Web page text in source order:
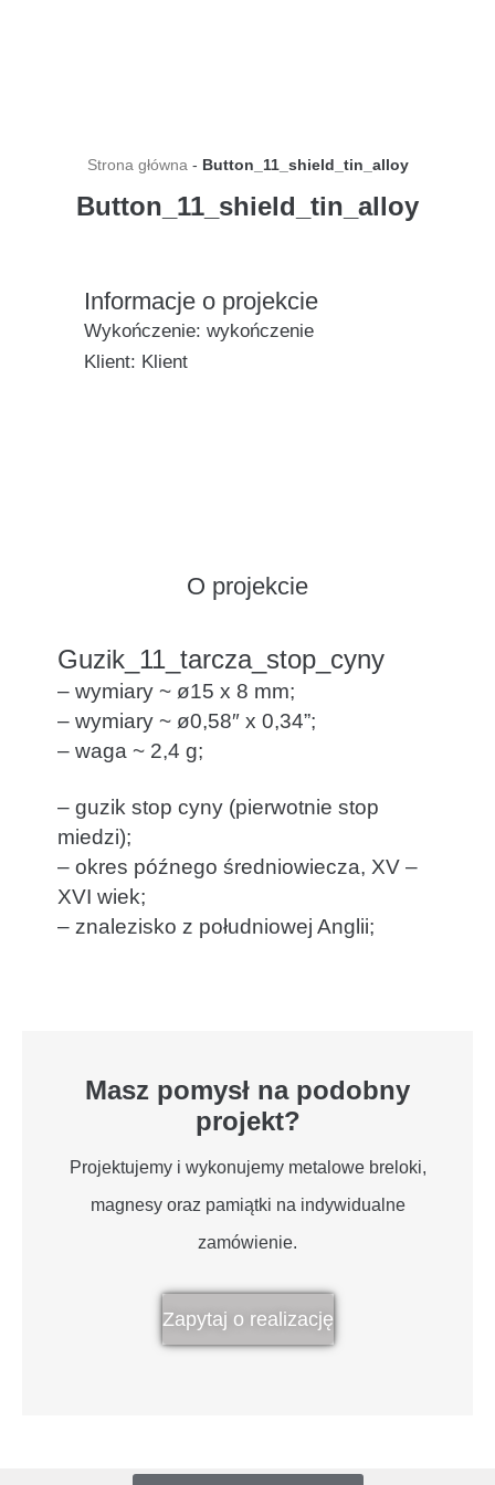
Strona główna - Button_11_shield_tin_alloy
Button_11_shield_tin_alloy
Informacje o projekcie
Wykończenie: wykończenie
Klient: Klient
O projekcie
Guzik_11_tarcza_stop_cyny
– wymiary ~ ø15 x 8 mm;
– wymiary ~ ø0,58″ x 0,34”;
– waga ~ 2,4 g;
– guzik stop cyny (pierwotnie stop
miedzi);
– okres późnego średniowiecza, XV –
XVI wiek;
– znalezisko z południowej Anglii;
Masz pomysł na podobny
projekt?
Projektujemy i wykonujemy metalowe breloki,
magnesy oraz pamiątki na indywidualne
zamówienie.
Zapytaj o realizację